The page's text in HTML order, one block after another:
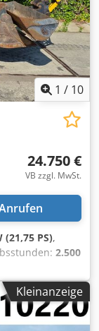
1 / 10
24.750 €
VB zzgl. MwSt.
(21,75 PS),
2.500
Technischer
PC24MR-5 –
und
Kleinanzeige